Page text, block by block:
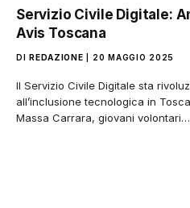
Servizio Civile Digitale:
Avis Toscana
DI REDAZIONE 20 MAGGIO 2025
Il Servizio Civile Digitale sta
all’inclusione tecnologica in
Massa Carrara, giovani volontari…